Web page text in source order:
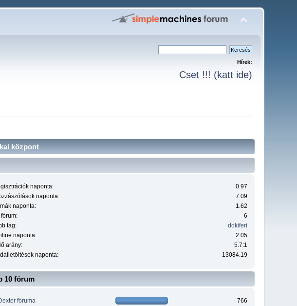
Hírek:
Cset !!! (katt ide)
központ
naponta:
0.97
naponta:
7.09
naponta:
1.62
6
tag:
dokiferi
naponta:
2.05
arány:
5.7:1
naponta:
13084.19
10 fórum
fóruma
766